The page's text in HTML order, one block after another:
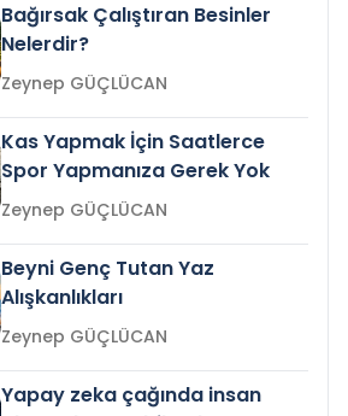
Bağırsak Çalıştıran Besinler
Nelerdir?
Zeynep GÜÇLÜCAN
Kas Yapmak İçin Saatlerce
Spor Yapmanıza Gerek Yok
Zeynep GÜÇLÜCAN
Beyni Genç Tutan Yaz
Alışkanlıkları
Zeynep GÜÇLÜCAN
Yapay zeka çağında insan